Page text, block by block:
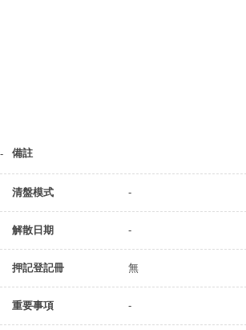
備註
-
清盤模式 -
解散日期 -
押記登記冊 無
重要事項 -